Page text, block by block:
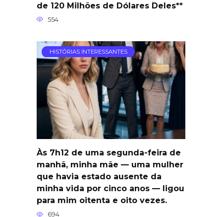
de 120 Milhões de Dólares Deles**
554
HISTÓRIAS INTERESSANTES
Às 7h12 de uma segunda-feira de
manhã, minha mãe — uma mulher
que havia estado ausente da
minha vida por cinco anos — ligou
para mim oitenta e oito vezes.
694